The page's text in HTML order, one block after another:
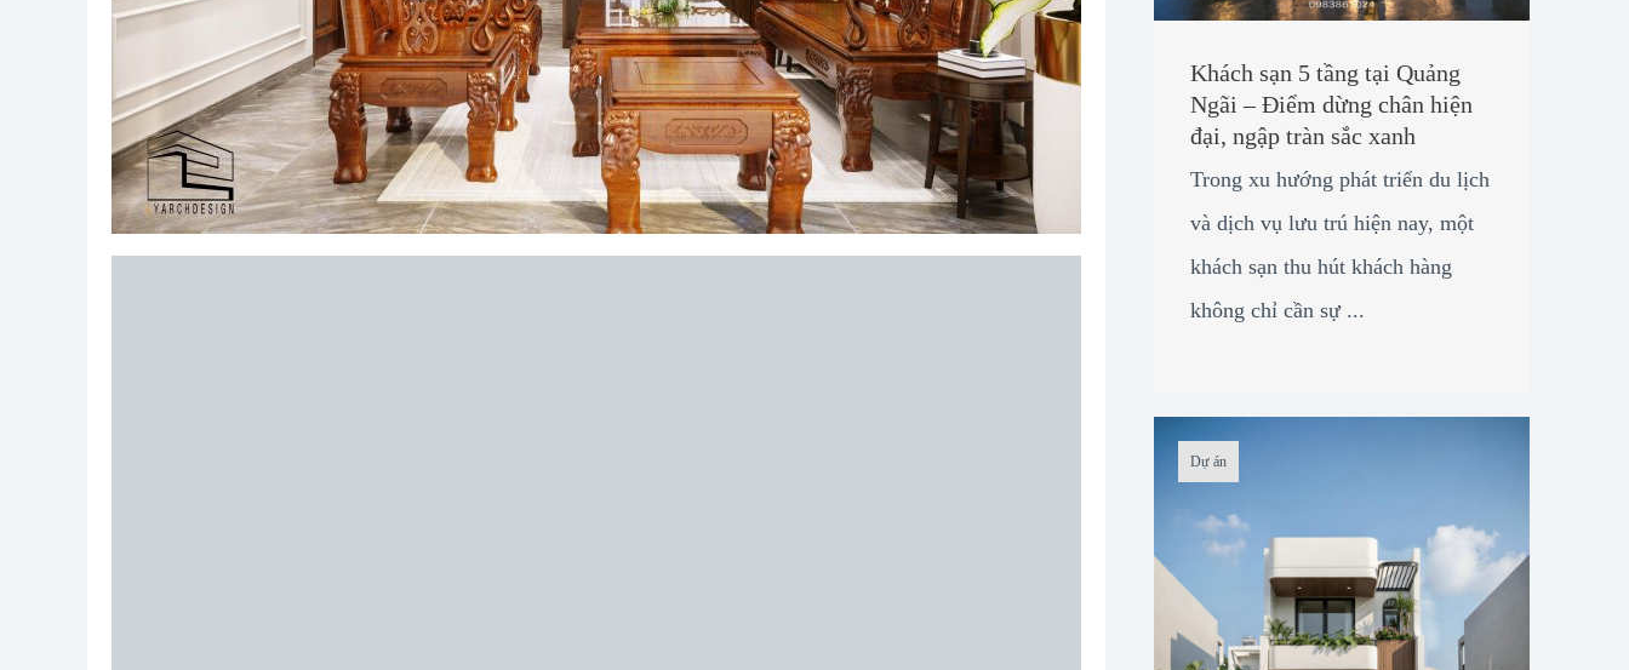
Khách sạn 5 tầng tại Quảng
Ngãi – Điểm dừng chân hiện
đại, ngập tràn sắc xanh
Trong xu hướng phát triển du lịch
và dịch vụ lưu trú hiện nay, một
khách sạn thu hút khách hàng
không chỉ cần sự ...
Dự án